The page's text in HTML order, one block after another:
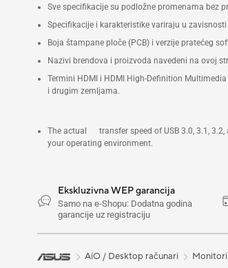
x4 Gen5) montaža bez alata
Intel® 2,5 Gb Ethernet port
1x Thunderbolt™ 4 sa DP 2.1 i
(5V@3A / 5V@1,5A / 9V@2A /
12V@1,5A) profilima za brzo
USB-C (napred)
Sve specifikacije su podložne promenama bez
Specifikacije i karakteristike variraju u
Boja štampane ploče (PCB) i verzije pratećeg
Nazivi brendova i proizvoda navedeni na ovoj
Termini HDMI i HDMI High-Definition
i drugim zemljama.
The actual transfer speed of USB 3.0, 3.1,
your operating environment.
Ekskluzivna WEP garancija
Samo na e-Shopu: Dodatna godina
garancije uz registraciju
AiO / Desktop računari Monitori